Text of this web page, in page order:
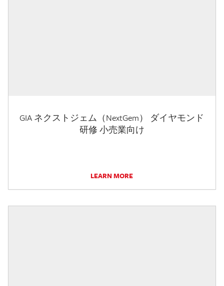
GIA ネクストジェム（NextGem） ダイヤモンド
研修 小売業向け
LEARN MORE